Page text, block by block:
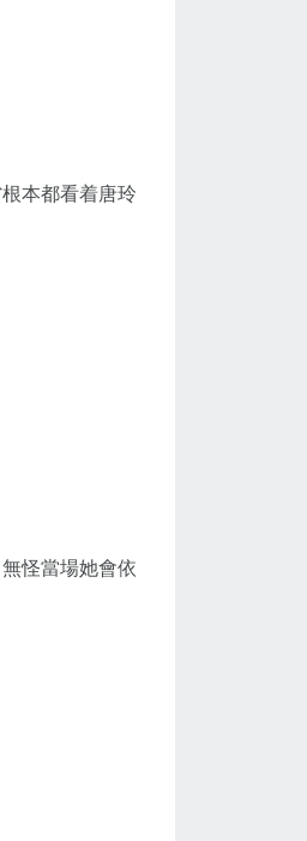
本都看着唐玲
怪當場她會依